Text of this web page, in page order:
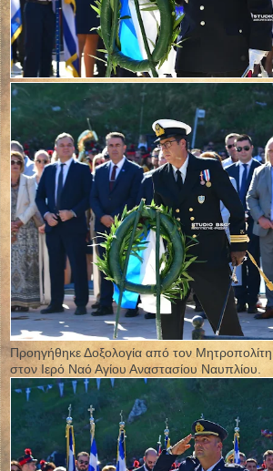
Προηγήθηκε Δοξολογία από τον Μητροπολίτη
στον Ιερό Ναό Αγίου Αναστασίου Ναυπλίου.